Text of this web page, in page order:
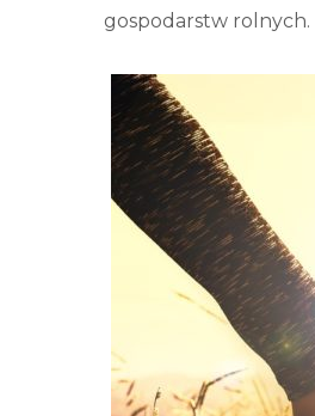
gospodarstw rolnych.